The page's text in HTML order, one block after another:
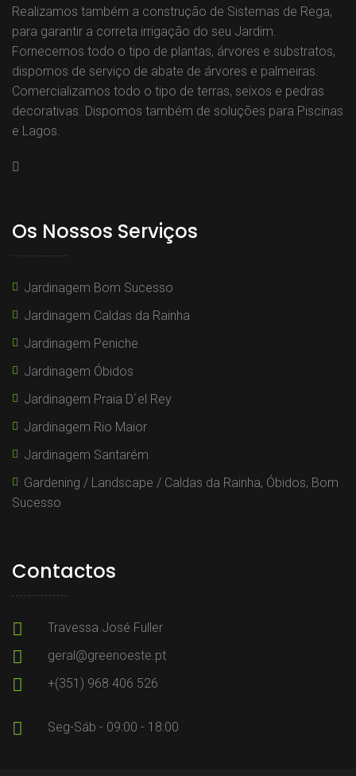
Realizamos também a construção de Sistemas de Rega,
para garantir a correta irrigação do seu Jardim.
Fornecemos todo o tipo de plantas, árvores e substratos,
dispomos de serviço de abate de árvores e palmeiras.
Comercializamos todo o tipo de terras, seixos e pedras
decorativas. Dispomos também de soluções para Piscinas
e Lagos.
Os Nossos Serviços
Jardinagem Bom Sucesso
Jardinagem Caldas da Rainha
Jardinagem Peniche
Jardinagem Óbidos
Jardinagem Praia D´el Rey
Jardinagem Rio Maior
Jardinagem Santarém
Gardening / Landscape / Caldas da Rainha, Óbidos, Bom
Sucesso
Contactos
Travessa José Fuller
geral@greenoeste.pt
+(351) 968 406 526
Seg-Sáb - 09:00 - 18:00